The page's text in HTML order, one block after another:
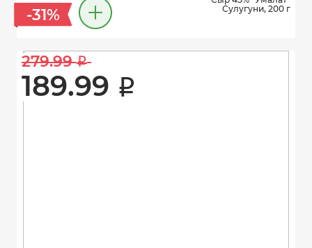
-31%
Сулугуни, 200 г
279.99 i
189.99 i